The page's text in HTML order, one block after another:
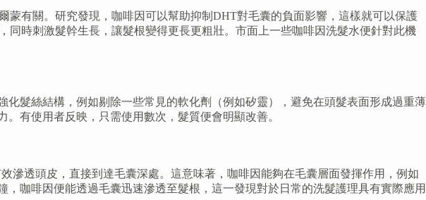
有關。研究發現，咖啡因可以幫助抑制DHT對毛囊的負面影響，這樣就可以保護
時刺激髮幹生長，讓髮根變得更長更粗壯。市面上一些咖啡因洗髮水便針對此機
髮絲結構，例如剔除一些常見的軟化劑（例如矽靈），避免在頭髮表面形成過重薄
有使用者反映，只需使用數次，髮質便會明顯改善。
滲透頭皮，直接到達毛囊深處。這意味著，咖啡因能夠在毛囊層面發揮作用，例如
咖啡因便能透過毛囊迅速滲透至髮根，這一發現對於日常的洗髮護理具有實際應用